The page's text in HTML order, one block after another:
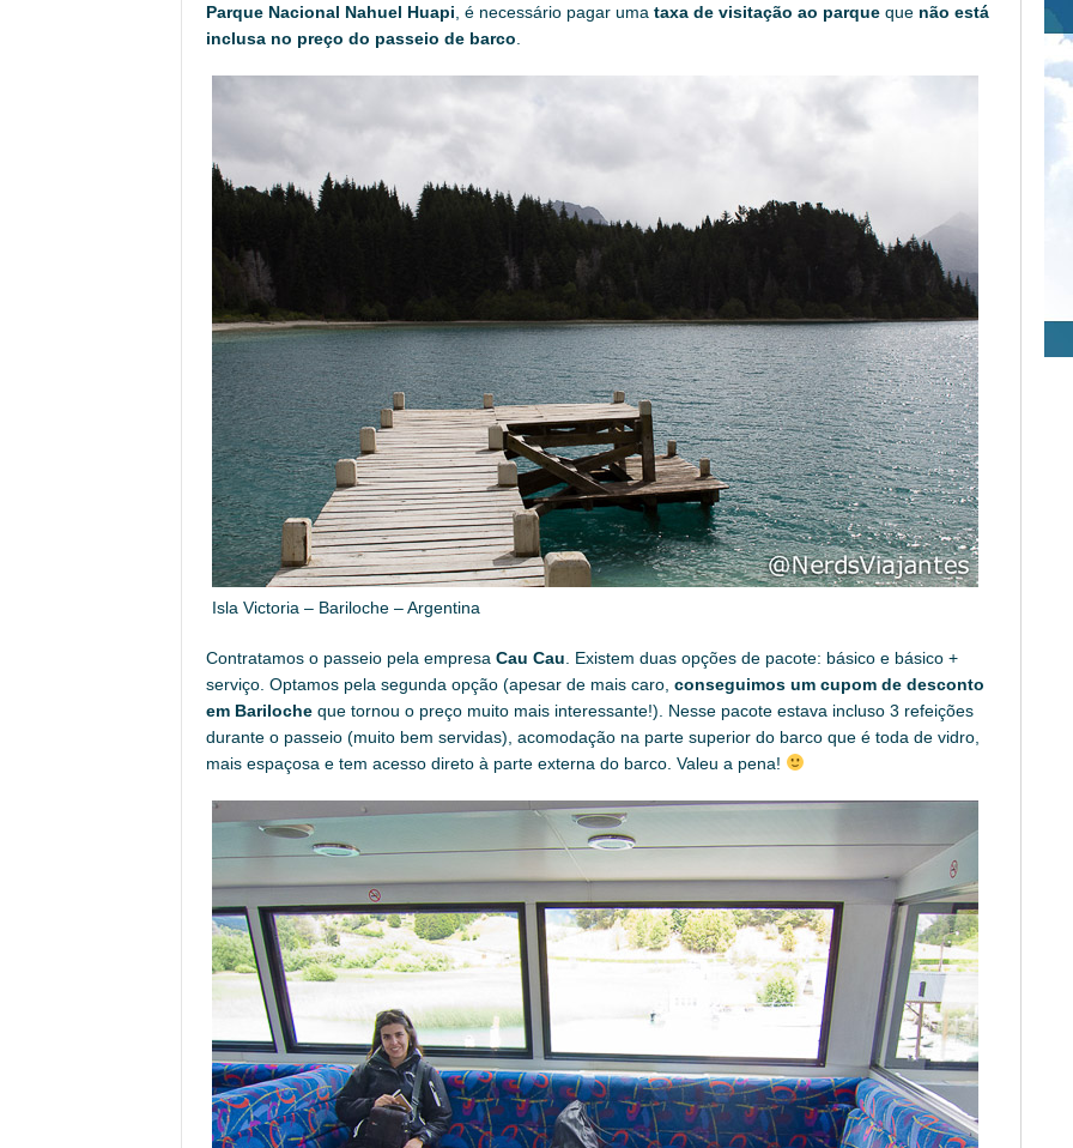
Parque Nacional Nahuel Huapi , é necessário pagar uma taxa de visitação ao parque que não está
inclusa no preço do passeio de barco
Isla Victoria – Bariloche – Argentina
Contratamos o passeio pela empresa Cau Cau . Existem duas opções de pacote: básico e básico +
serviço. Optamos pela segunda opção (apesar de mais caro, conseguimos um cupom de desconto
em Bariloche que tornou o preço muito mais interessante!). Nesse pacote estava incluso 3 refeições
durante o passeio (muito bem servidas), acomodação na parte superior do barco que é toda de vidro,
mais espaçosa e tem acesso direto à parte externa do barco. Valeu a pena!